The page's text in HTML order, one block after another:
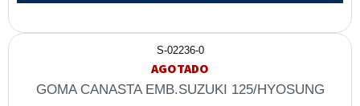
S-02236-0
AGOTADO
GOMA CANASTA EMB.SUZUKI 125/HYOSUNG